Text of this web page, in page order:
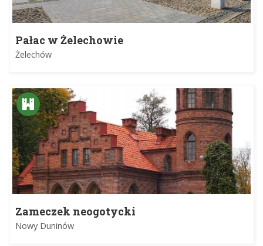
Pałac w Żelechowie
Żelechów
Zameczek neogotycki
Nowy Duninów